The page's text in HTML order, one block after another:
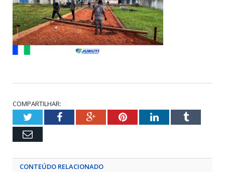
COMPARTILHAR:
TwitterFacebookGoogle+PinterestLinkedInTumblr
Email
CONTEÚDO RELACIONADO